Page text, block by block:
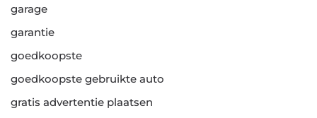
garage
garantie
goedkoopste
goedkoopste gebruikte auto
gratis advertentie plaatsen